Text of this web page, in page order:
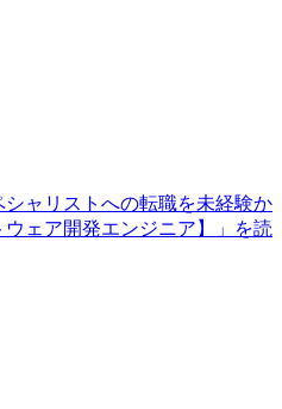
シャリストへの転職を未経験か
ェア開発エンジニア】」を読